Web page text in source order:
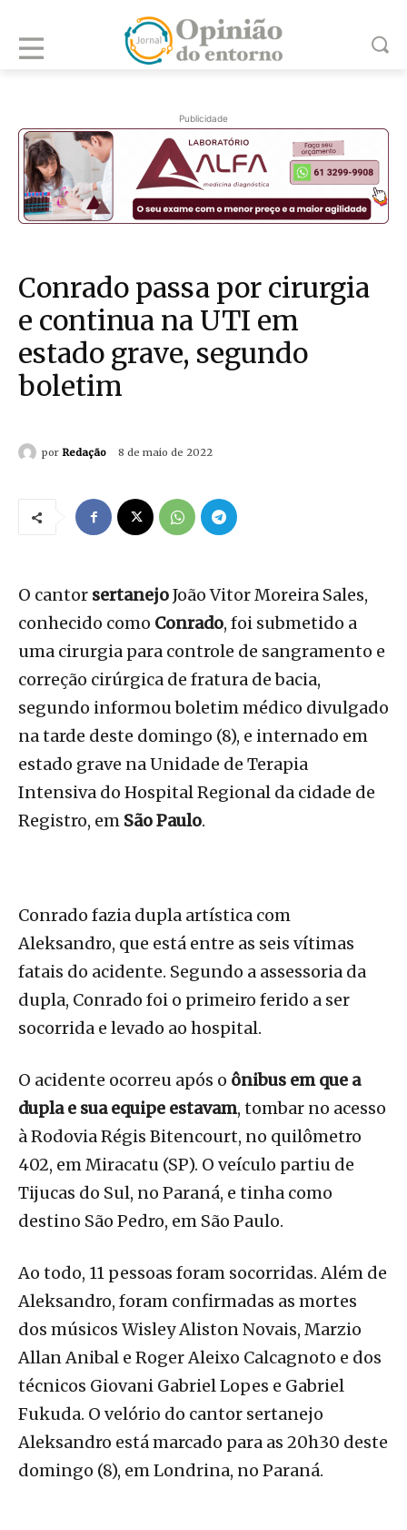
Publicidade
Conrado passa por cirurgia
e continua na UTI em
estado grave, segundo
boletim
por Redação 8 de maio de 2022
O cantor sertanejoJoão Vitor Moreira Sales,
conhecido como Conrado, foi submetido a
uma cirurgia para controle de sangramento e
correção cirúrgica de fratura de bacia,
segundo informou boletim médico divulgado
na tarde deste domingo (8), e internado em
estado grave na Unidade de Terapia
Intensiva do Hospital Regional da cidade de
Registro, em São Paulo.
Conrado fazia dupla artística com
Aleksandro, que está entre as seis vítimas
fatais do acidente. Segundo a assessoria da
dupla, Conrado foi o primeiro ferido a ser
socorrida e levado ao hospital.
O acidente ocorreu após o ônibus em que a
dupla e sua equipe estavam, tombar no acesso
à Rodovia Régis Bitencourt, no quilômetro
402, em Miracatu (SP). O veículo partiu de
Tijucas do Sul, no Paraná, e tinha como
destino São Pedro, em São Paulo.
Ao todo, 11 pessoas foram socorridas. Além de
Aleksandro, foram confirmadas as mortes
dos músicos Wisley Aliston Novais, Marzio
Allan Anibal e Roger Aleixo Calcagnoto e dos
técnicos Giovani Gabriel Lopes e Gabriel
Fukuda. O velório do cantor sertanejo
Aleksandro está marcado para as 20h30 deste
domingo (8), em Londrina, no Paraná.